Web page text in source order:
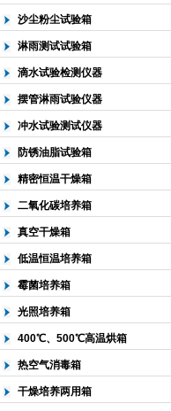
沙尘粉尘试验箱
淋雨测试试验箱
滴水试验检测仪器
摆管淋雨试验仪器
冲水试验测试仪器
防锈油脂试验箱
精密恒温干燥箱
二氧化碳培养箱
真空干燥箱
低温恒温培养箱
霉菌培养箱
光照培养箱
400℃、500℃高温烘箱
热空气消毒箱
干燥培养两用箱